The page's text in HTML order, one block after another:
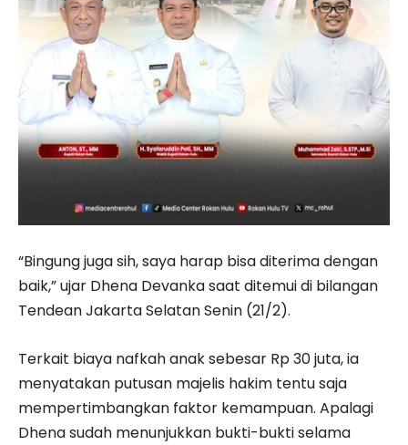
“Bingung juga sih, saya harap bisa diterima dengan
baik,” ujar Dhena Devanka saat ditemui di bilangan
Tendean Jakarta Selatan Senin (21/2).
Terkait biaya nafkah anak sebesar Rp 30 juta, ia
menyatakan putusan majelis hakim tentu saja
mempertimbangkan faktor kemampuan. Apalagi
Dhena sudah menunjukkan bukti-bukti selama